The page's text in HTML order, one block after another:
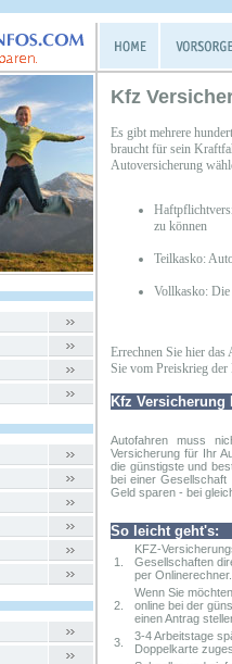
Kfz
Es gibt mehrere
braucht für sein
Autoversicherung
zu können
Teilkasko:
Vollkasko: Die
Errechnen Sie hier
Sie vom Preiskrieg
Kfz Versicherung
Autofahren muss
Versicherung für Ihr
die günstigste und
bei einer
Geld sparen - bei
So leicht geht's:
1.
KFZ-
Gesellschaften
per Onlinerechner.
2.
Wenn Sie
online bei der
einen Antrag
3.
3-4 Arbeitstage
Doppelkarte